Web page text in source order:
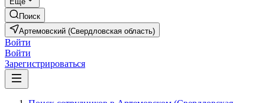
Поиск
Артемовский (Свердловская область)
Войти
Войти
Зарегистрироваться